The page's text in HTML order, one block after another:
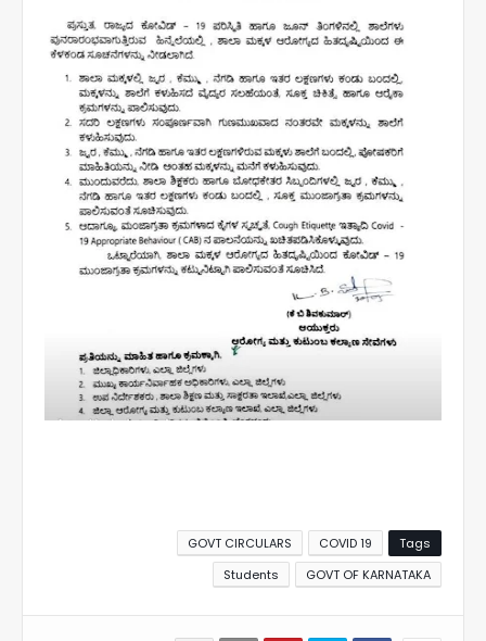
Tags
COVID 19
GOVT CIRCULARS
GOVT OF KARNATAKA
Students